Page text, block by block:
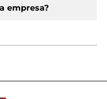
empresa?